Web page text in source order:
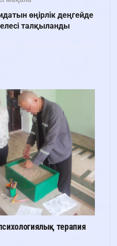
өңірлік деңгейде
талқыланды
терапия